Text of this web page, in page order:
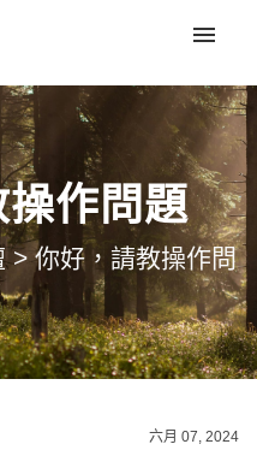
作問題
> 你好，請教操作問
六月 07, 2024